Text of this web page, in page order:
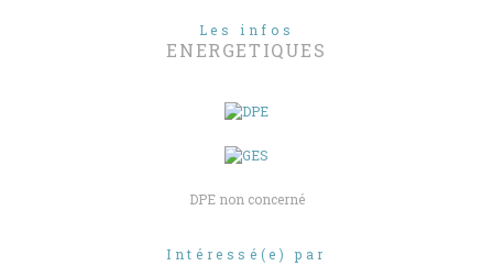
Les infos
ENERGETIQUES
DPE non concerné
Intéressé(e) par